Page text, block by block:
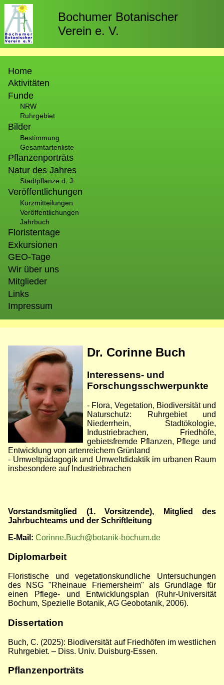
Direkt
zum
Inhalt
Bochumer Botanischer
Verein e. V.
Home
Aktivitäten
Funde
NRW
Ruhrgebiet
Bilder
Bestimmung
Gesamtartenliste
Pflanzenporträts
Natur des Jahres
Stadtpflanze d. J.
Veröffentlichungen
Kurzmitteilungen
Veröffentlichungen
Jahrbuch
Floristentage
Exkursionen
GEO-Tage
Wir über uns
Mitglieder
Links
Impressum
Dr. Corinne Buch
Interessens- und
Forschungsschwerpunkte
- Flora, Vegetation, Biodiversität und
Naturschutz: Ruhrgebiet und
Niederrhein, Stadtökologie,
Industriebrachen, Friedhöfe,
gebietsfremde Pflanzen, Pflege und
Entwicklung von artenreichem Grünland
- Umweltpädagogik und Umweltdidaktik im urbanen Raum
insbesondere auf Industriebrachen
Vorstandsmitglied (1. Vorsitzende), Mitglied des
Jahrbuchteams und der Schriftleitung
E-Mail: Corinne.Buch@botanik-bochum.de
Diplomarbeit
Floristische und vegetationskundliche Untersuchungen
des NSG "Rheinaue Friemersheim" als Grundlage für
einen Pflege- und Entwicklungsplan (Ruhr-Universität
Bochum, Spezielle Botanik, AG Geobotanik, 2006).
Dissertation
Buch, C. (2025): Biodiversität auf Friedhöfen im westlichen
Ruhrgebiet. – Diss. Univ. Duisburg-Essen.
Pflanzenporträts